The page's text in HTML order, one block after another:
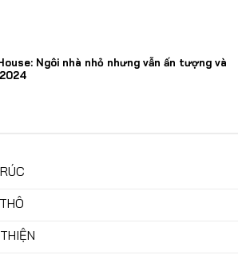
Ngôi nhà nhỏ nhưng vẫn ấn tượng và